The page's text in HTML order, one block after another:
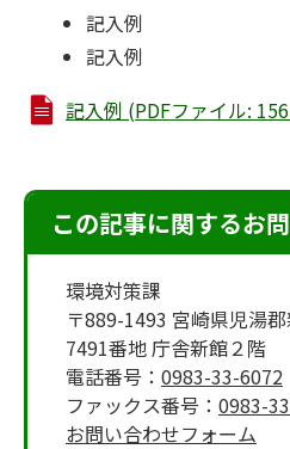
記入例
記入例
記入例 (PDFファイル:
この記事に関するお
環境対策課
〒889-1493 宮崎県児湯
7491番地 庁舎新館２階
電話番号： 0983-33-6072
ファックス番号： 0983-
お問い合わせフォーム